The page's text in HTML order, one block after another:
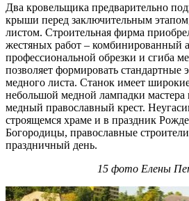
Два кровельщика предварительно
крыши перед заключительным
листом. Строительная фирма
жестяных работ – комбинированный
профессиональной обрезки и сгиба
позволяет формировать стандартные
медного листа. Станок имеет
небольшой медной лампадки мастера
медный православный крест.
строящемся храме и в праздник
Богородицы, православные
праздничный день.
15 фото Елены